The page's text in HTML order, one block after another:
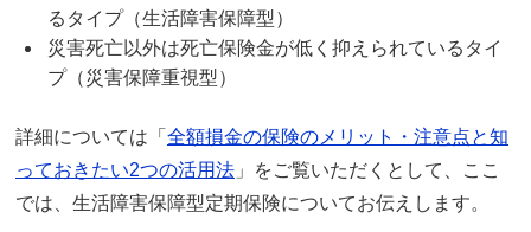
るタイプ（生活障害保障型）
災害死亡以外は死亡保険金が低く抑えられているタイ
プ（災害保障重視型）
詳細については「 全額損金の保険のメリット・注意点と知
っておきたい2つの活用法 」をご覧いただくとして、ここ
では、生活障害保障型定期保険についてお伝えします。